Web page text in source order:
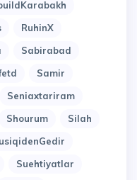
RuhinX
Sabirabad
Samir
Seniaxtariram
Shourum
Silah
Suehtiyatlar